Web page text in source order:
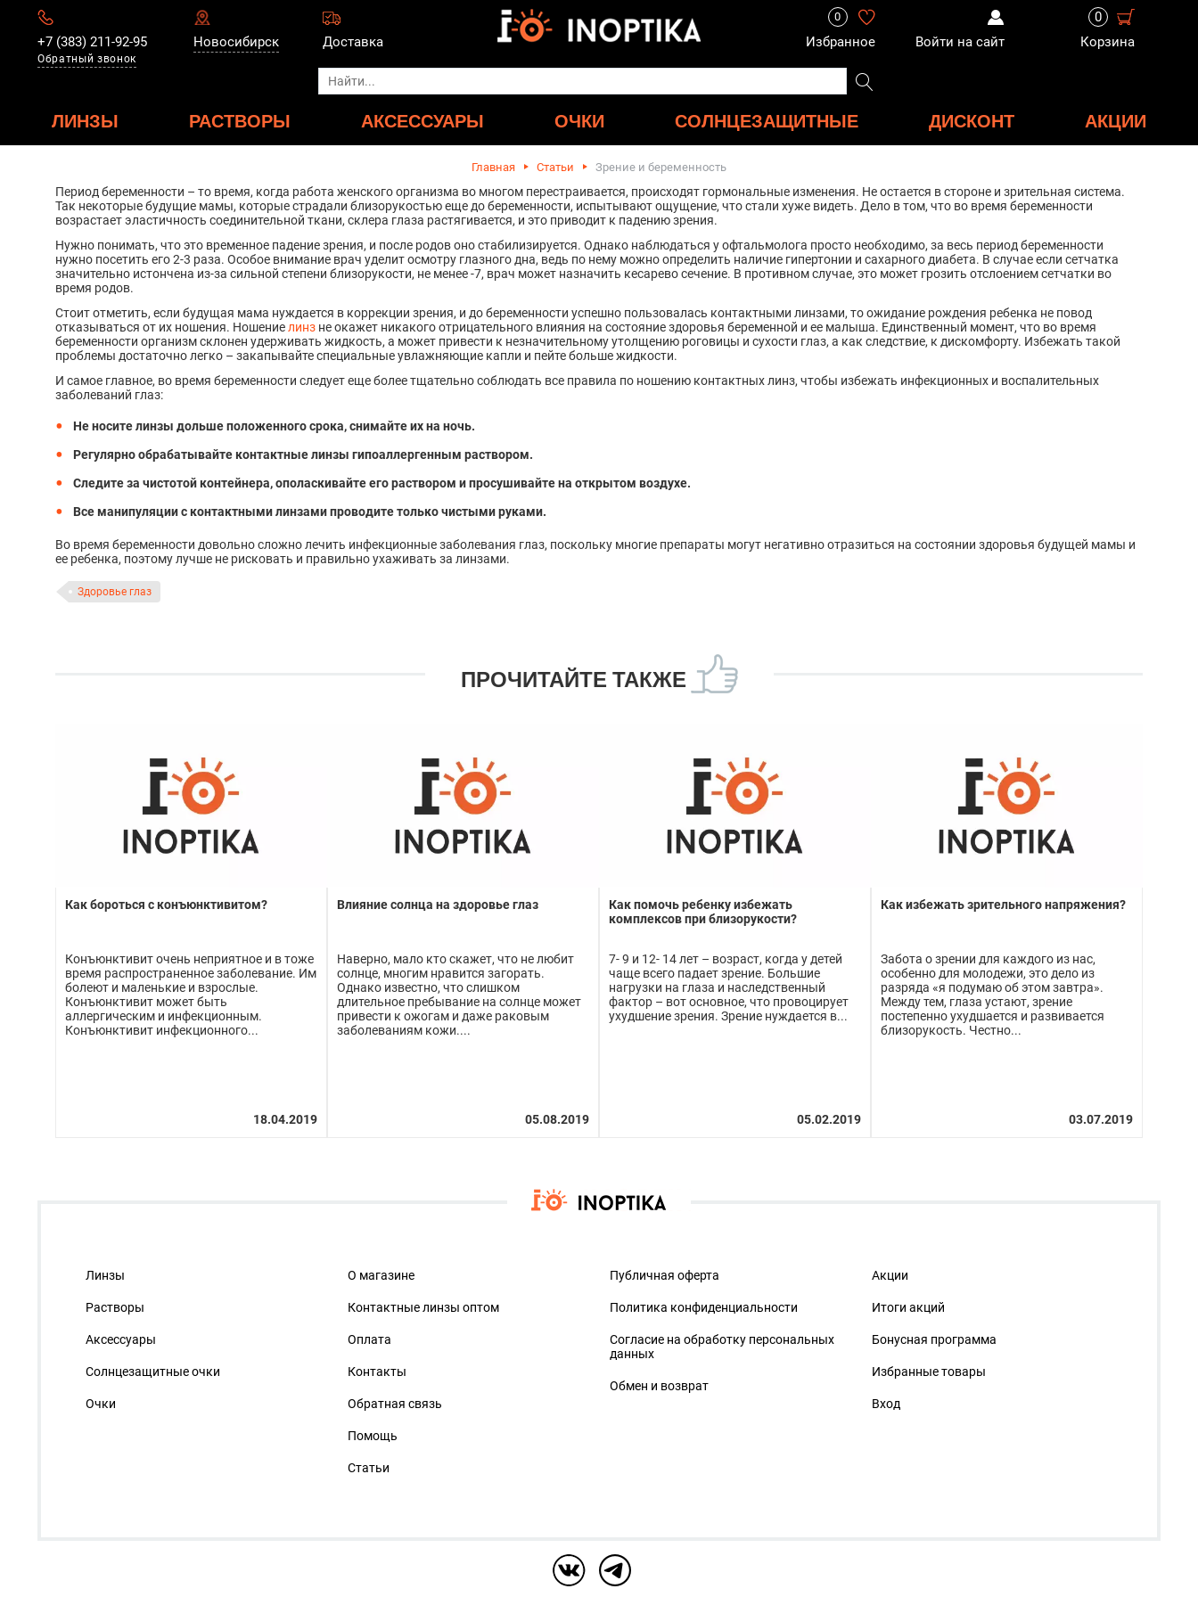
+7 (383) 211-92-95
Обратный звонок
Новосибирск Доставка
0
Избранное Войти на сайт
0
Корзина
ЛИНЗЫ РАСТВОРЫ АКСЕССУАРЫ ОЧКИ СОЛНЦЕЗАЩИТНЫЕ ДИСКОНТ АКЦИИ
Главная Статьи Зрение и беременность
Период беременности – то время, когда работа женского организма во многом перестраивается, происходят гормональные изменения. Не остается в стороне и зрительная система.
Так некоторые будущие мамы, которые страдали близорукостью еще до беременности, испытывают ощущение, что стали хуже видеть. Дело в том, что во время беременности
возрастает эластичность соединительной ткани, склера глаза растягивается, и это приводит к падению зрения.
Нужно понимать, что это временное падение зрения, и после родов оно стабилизируется. Однако наблюдаться у офтальмолога просто необходимо, за весь период беременности
нужно посетить его 2-3 раза. Особое внимание врач уделит осмотру глазного дна, ведь по нему можно определить наличие гипертонии и сахарного диабета. В случае если сетчатка
значительно истончена из-за сильной степени близорукости, не менее -7, врач может назначить кесарево сечение. В противном случае, это может грозить отслоением сетчатки во
время родов.
Стоит отметить, если будущая мама нуждается в коррекции зрения, и до беременности успешно пользовалась контактными линзами, то ожидание рождения ребенка не повод
отказываться от их ношения. Ношениелинз не окажет никакого отрицательного влияния на состояние здоровья беременной и ее малыша. Единственный момент, что во время
беременности организм склонен удерживать жидкость, а может привести к незначительному утолщению роговицы и сухости глаз, а как следствие, к дискомфорту. Избежать такой
проблемы достаточно легко – закапывайте специальные увлажняющие капли и пейте больше жидкости.
И самое главное, во время беременности следует еще более тщательно соблюдать все правила по ношению контактных линз, чтобы избежать инфекционных и воспалительных
заболеваний глаз:
Не носите линзы дольше положенного срока, снимайте их на ночь.
Регулярно обрабатывайте контактные линзы гипоаллергенным раствором.
Следите за чистотой контейнера, ополаскивайте его раствором и просушивайте на открытом воздухе.
Все манипуляции с контактными линзами проводите только чистыми руками.
Во время беременности довольно сложно лечить инфекционные заболевания глаз, поскольку многие препараты могут негативно отразиться на состоянии здоровья будущей мамы и
ее ребенка, поэтому лучше не рисковать и правильно ухаживать за линзами.
Здоровье глаз
ПРОЧИТАЙТЕ ТАКЖЕ
Как бороться с конъюнктивитом?
Конъюнктивит очень неприятное и в тоже
время распространенное заболевание. Им
болеют и маленькие и взрослые.
Конъюнктивит может быть
аллергическим и инфекционным.
Конъюнктивит инфекционного...
Влияние солнца на здоровье глаз
Наверно, мало кто скажет, что не любит
солнце, многим нравится загорать.
Однако известно, что слишком
длительное пребывание на солнце может
привести к ожогам и даже раковым
заболеваниям кожи....
Как помочь ребенку избежать
комплексов при близорукости?
7- 9 и 12- 14 лет – возраст, когда у детей
чаще всего падает зрение. Большие
нагрузки на глаза и наследственный
фактор – вот основное, что провоцирует
ухудшение зрения. Зрение нуждается в...
Как избежать зрительного напряжения?
Забота о зрении для каждого из нас,
особенно для молодежи, это дело из
разряда «я подумаю об этом завтра».
Между тем, глаза устают, зрение
постепенно ухудшается и развивается
близорукость. Честно...
Линзы
Растворы
Аксессуары
Солнцезащитные очки
Очки
О магазине
Контактные линзы оптом
Оплата
Контакты
Обратная связь
Помощь
Статьи
Публичная оферта
Политика конфиденциальности
Согласие на обработку персональных
данных
Обмен и возврат
Акции
Итоги акций
Бонусная программа
Избранные товары
Вход